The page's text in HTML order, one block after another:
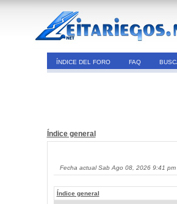
ÍNDICE DEL FORO FAQ
Índice general
Fecha actual Sab Ago 08, 2026 9:41 pm
Índice general